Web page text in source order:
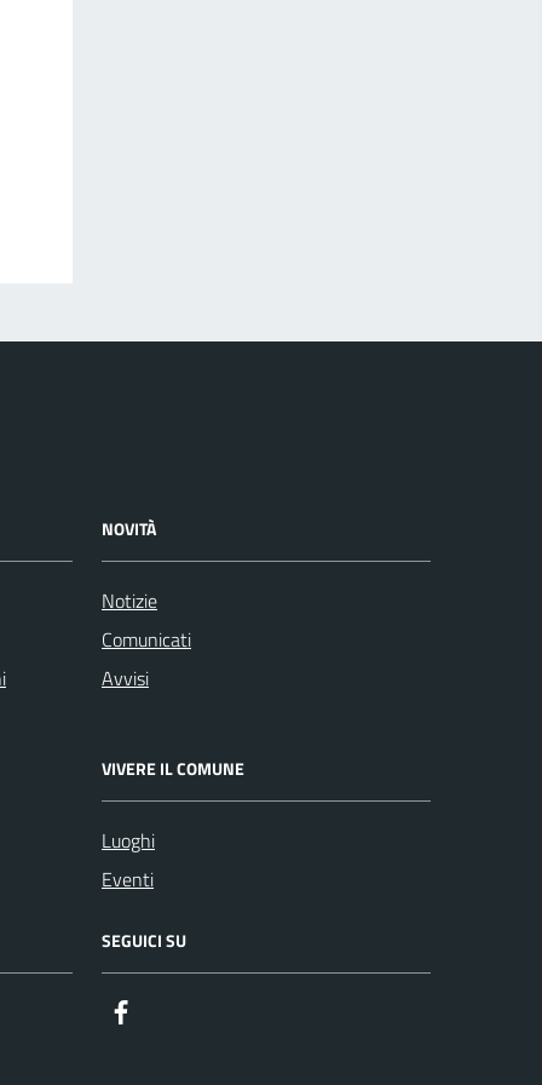
NOVITÀ
Notizie
Comunicati
Avvisi
VIVERE IL COMUNE
Luoghi
Eventi
SEGUICI SU